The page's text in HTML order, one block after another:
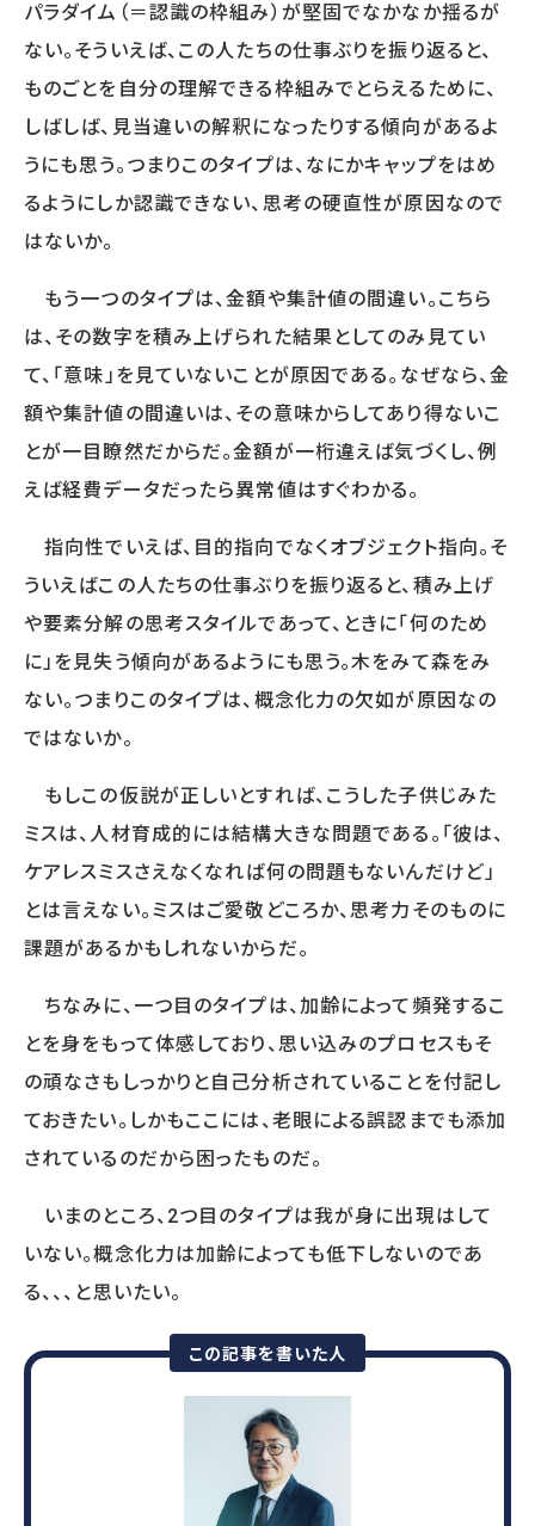
CONTACT
サービスに関するご相談や
お気軽にお問い合わせください
［受付時間］平日 09:00～17:30
無料相談フォーム
資料請求をする
コンサルタント紹介
プライバシーポリシー
RECRUIT
採用情報トップ
OTHER
HRデータ解説
コラム
メールマガジン購読申込フォーム
BOOKS
書籍紹介
パラダイム（＝認識の枠組み）が堅固でなかなか揺るが
ない。そういえば、この人たちの仕事ぶりを振り返ると、
ものごとを自分の理解できる枠組みでとらえるために、
しばしば、見当違いの解釈になったりする傾向があるよ
うにも思う。つまりこのタイプは、なにかキャップをはめ
るようにしか認識できない、思考の硬直性が原因なので
はないか。
もう一つのタイプは、金額や集計値の間違い。こちら
は、その数字を積み上げられた結果としてのみ見てい
て、「意味」を見ていないことが原因である。なぜなら、金
額や集計値の間違いは、その意味からしてあり得ないこ
とが一目瞭然だからだ。金額が一桁違えば気づくし、例
えば経費データだったら異常値はすぐわかる。
指向性でいえば、目的指向でなくオブジェクト指向。そ
ういえばこの人たちの仕事ぶりを振り返ると、積み上げ
や要素分解の思考スタイルであって、ときに「何のため
に」を見失う傾向があるようにも思う。木をみて森をみ
ない。つまりこのタイプは、概念化力の欠如が原因なの
ではないか。
もしこの仮説が正しいとすれば、こうした子供じみた
ミスは、人材育成的には結構大きな問題である。「彼は、
ケアレスミスさえなくなれば何の問題もないんだけど」
とは言えない。ミスはご愛敬どころか、思考力そのものに
課題があるかもしれないからだ。
ちなみに、一つ目のタイプは、加齢によって頻発するこ
とを身をもって体感しており、思い込みのプロセスもそ
の頑なさもしっかりと自己分析されていることを付記し
ておきたい。しかもここには、老眼による誤認までも添加
されているのだから困ったものだ。
いまのところ、2つ目のタイプは我が身に出現はして
いない。概念化力は加齢によっても低下しないのであ
る、、、と思いたい。
この記事を書いた人